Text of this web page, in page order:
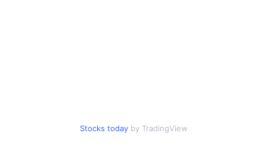
Stocks today by TradingView